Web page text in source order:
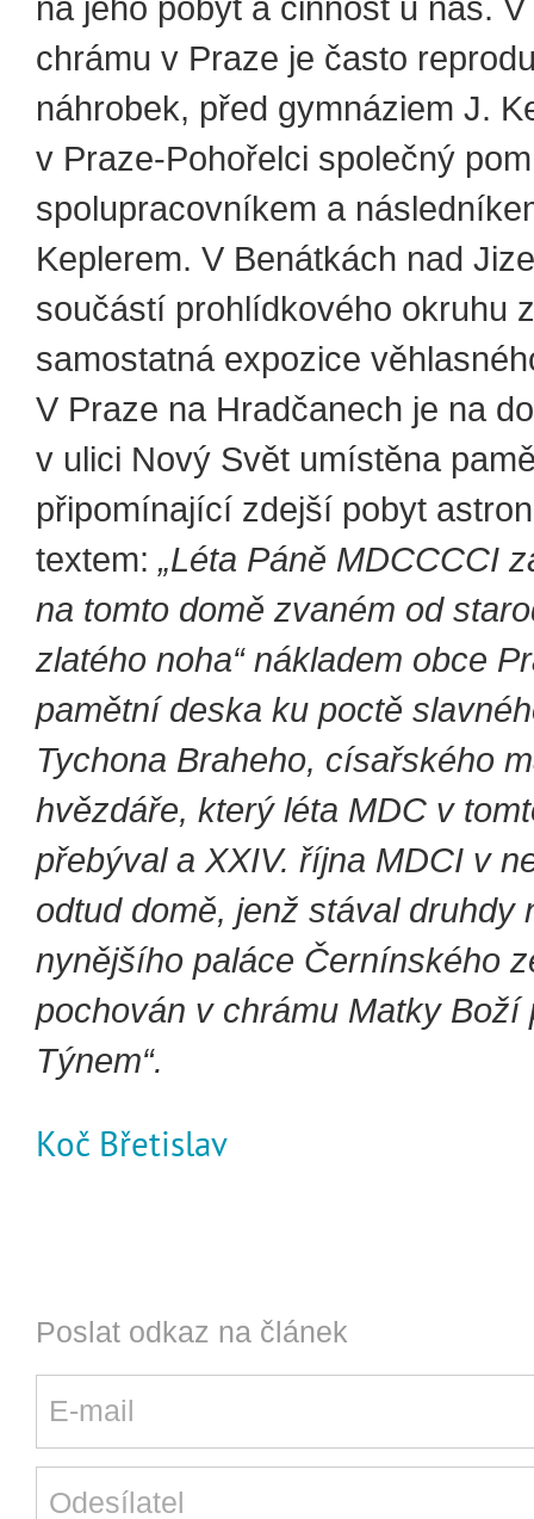
na jeho pobyt a činnost u nás.
chrámu v Praze je často
náhrobek, před gymnáziem J.
v Praze-Pohořelci společný
spolupracovníkem a
Keplerem. V Benátkách nad
součástí prohlídkového okruhu
samostatná expozice
V Praze na Hradčanech je na
v ulici Nový Svět umístěna
připomínající zdejší pobyt
textem: „Léta Páně MDCCCCI
na tomto domě zvaném od
zlatého noha“ nákladem obce
pamětní deska ku poctě
Tychona Braheho, císařského
hvězdáře, který léta MDC v
přebýval a XXIV. října MDCI v
odtud domě, jenž stával druhdy
nynějšího paláce Černínského
pochován v chrámu Matky Boží
Týnem“.
Koč Břetislav
Poslat odkaz na článek